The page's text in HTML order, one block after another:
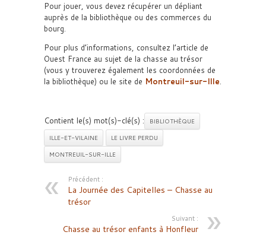
Pour jouer, vous devez récupérer un dépliant
auprès de la bibliothèque ou des commerces du
bourg.
Pour plus d’informations, consultez l’article de
Ouest France au sujet de la chasse au trésor
(vous y trouverez également les coordonnées de
la bibliothèque) ou le site de Montreuil-sur-Ille.
Contient le(s) mot(s)-clé(s) :
BIBLIOTHÈQUE
ILLE-ET-VILAINE
LE LIVRE PERDU
MONTREUIL-SUR-ILLE
Précédent :
La Journée des Capitelles – Chasse au
trésor
Suivant :
Chasse au trésor enfants à Honfleur